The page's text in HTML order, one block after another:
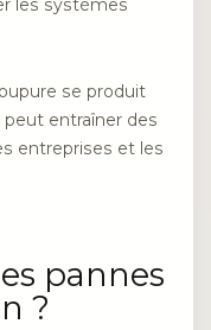
les systèmes
se produit
peut entraîner des
entreprises et les
pannes
?